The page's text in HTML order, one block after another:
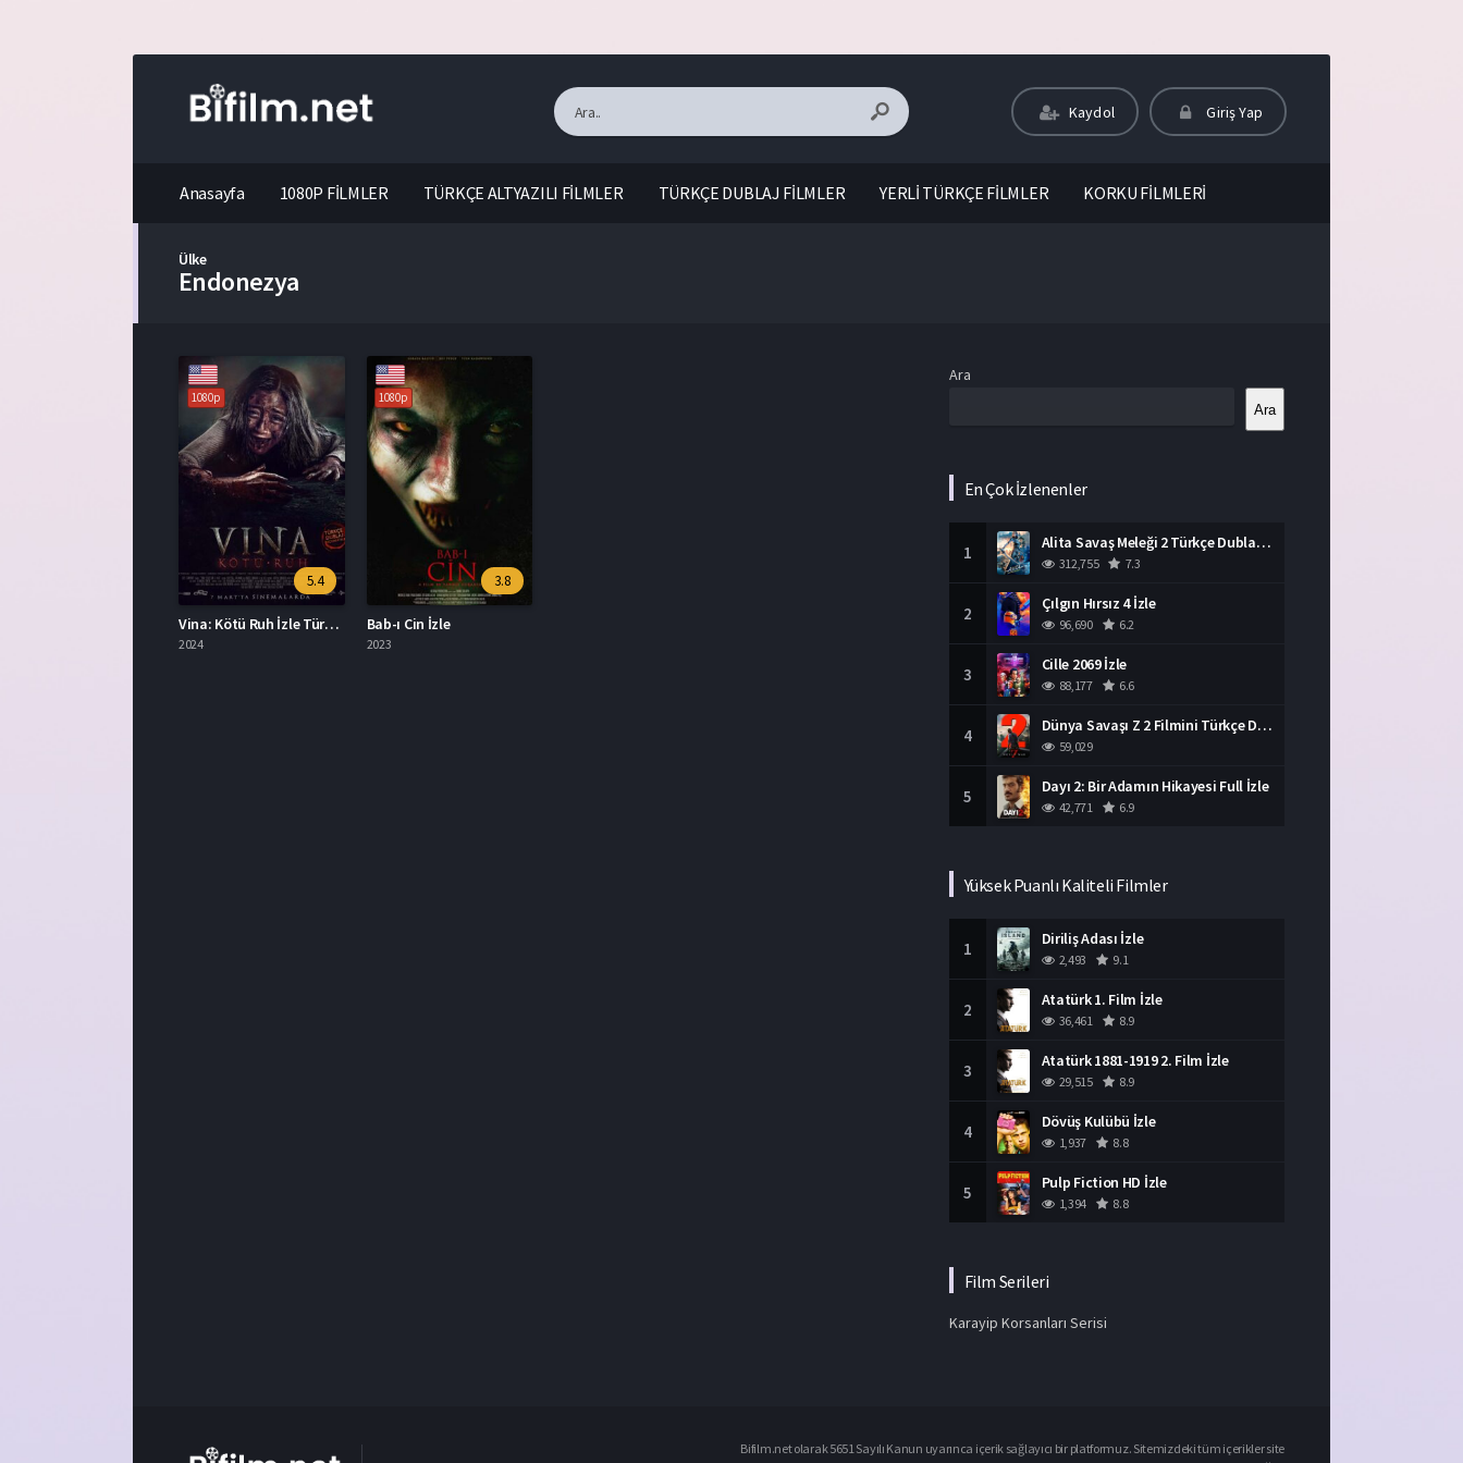
Kaydol Giriş Yap
Anasayfa 1080P FİLMLER TÜRKÇE ALTYAZILI FİLMLER TÜRKÇE DUBLAJ FİLMLER YERLİ TÜRKÇE FİLMLER KORKU FİLMLERİ
Ülke
Endonezya
1080p
5.4
Vina: Kötü Ruh İzle Türkçe Dublaj
2024
1080p
3.8
Bab-ı Cin İzle
2023
Ara
Ara
En Çok İzlenenler
1 Alita Savaş Meleği 2 Türkçe Dublaj İzle HD Film
312,755 7.3
2 Çılgın Hırsız 4 İzle
96,690 6.2
3 Cille 2069 İzle
88,177 6.6
4 Dünya Savaşı Z 2 Filmini Türkçe Dublaj İzle
59,029
5 Dayı 2: Bir Adamın Hikayesi Full İzle
42,771 6.9
Yüksek Puanlı Kaliteli Filmler
1 Diriliş Adası İzle
2,493 9.1
2 Atatürk 1. Film İzle
36,461 8.9
3 Atatürk 1881-1919 2. Film İzle
29,515 8.9
4 Dövüş Kulübü İzle
1,937 8.8
5 Pulp Fiction HD İzle
1,394 8.8
Film Serileri
Karayip Korsanları Serisi
Bifilm.net olarak 5651 Sayılı Kanun uyarınca içerik sağlayıcı bir platformuz. Sitemizdeki tüm içerikler site